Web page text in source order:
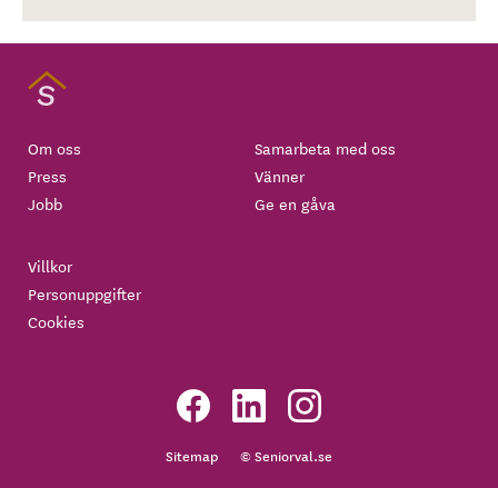
Om oss
Press
Jobb
Samarbeta med oss
Vänner
Ge en gåva
Villkor
Personuppgifter
Cookies
Sitemap © Seniorval.se